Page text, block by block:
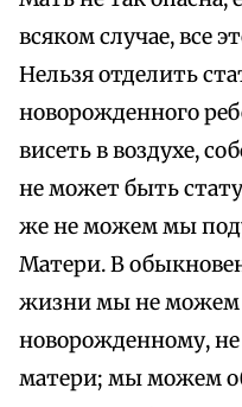
всяком случае, все
Нельзя отделить
новорожденного
висеть в воздухе,
не может быть
же не можем мы
Матери. В
жизни мы не можем
новорожденному,
матери; мы можем